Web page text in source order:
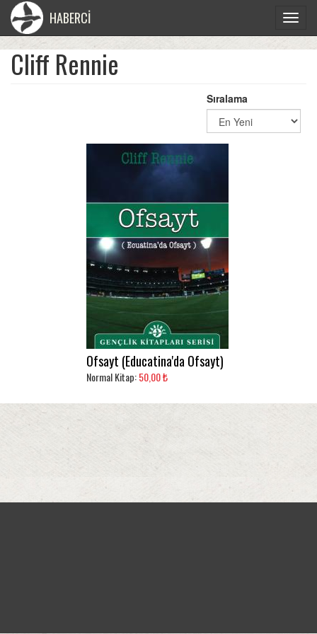
Toggle
HABERCİ
Cliff Rennie
Sıralama
Ofsayt (Educatina'da Ofsayt)
Normal Kitap:50,00 ₺